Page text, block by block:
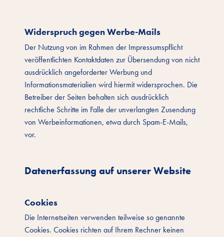
Widerspruch gegen Werbe-Mails
Der Nutzung von im Rahmen der Impressumspflicht
veröffentlichten Kontaktdaten zur Übersendung von nicht
ausdrücklich angeforderter Werbung und
Informationsmaterialien wird hiermit widersprochen. Die
Betreiber der Seiten behalten sich ausdrücklich
rechtliche Schritte im Falle der unverlangten Zusendung
von Werbeinformationen, etwa durch Spam-E-Mails,
vor.
Datenerfassung auf unserer Website
Cookies
Die Internetseiten verwenden teilweise so genannte
Cookies. Cookies richten auf Ihrem Rechner keinen